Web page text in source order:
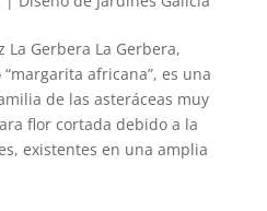
La Gerbera La Gerbera,
africana”, es una
de las asteráceas muy
flor cortada debido a la
existentes en una amplia